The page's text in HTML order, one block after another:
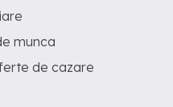
munca
de cazare